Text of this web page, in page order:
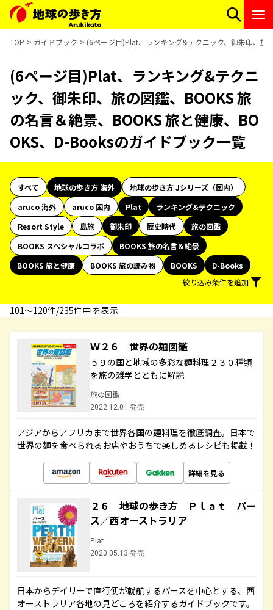
TOP ガイドブック (6ページ目)Plat、ランキング&テクニック、御朱印、旅
(6ページ目)Plat、ランキング&テクニ
ック、御朱印、旅の図鑑、BOOKS 旅
の名言＆絶景、BOOKS 旅と健康、BO
OKS、D-Booksのガイドブック一覧
すべて 地球の歩き方 海外
地球の歩き方 Jシリーズ（国内）
aruco 海外
aruco 国内 Plat
ランキング&テクニック
Resort Style
島旅 御朱印 歴史時代
旅の図鑑
BOOKS スペシャルコラボ
BOOKS 旅の名言＆絶景
BOOKS 旅と健康
BOOKS 旅の読み物 BOOKS
D-Books
絞り込み条件を追加
101〜120件/235件中 を表示
Ｗ２６ 世界の麺図鑑
５９の国と地域の多彩な麺料理２３０種類
を旅の雑学とともに解説
旅の図鑑
2022.12.01 発売
アジアからアフリカまで世界各国の麺料理を徹底調査。日本で
世界の麺を食べられるお店やおうちで楽しめるレシピも掲載！
詳細を見る
２６ 地球の歩き方 Ｐｌａｔ パー
ス／西オーストラリア
Plat
2020.05.13 発売
日本からデイリーで直行便が就航するパースを中心とする、西
オーストラリア各地の見どころを紹介するガイドブックです。